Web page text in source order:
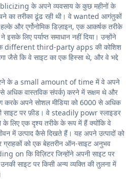
के अपने व्यवसाय के कुछ महीनों के
का तरीका ढूंढ रही थी। वे wanted आगंतुकों
और एर्गोनोमिक डिज़ाइन, एक आकर्षक तरीके
लिए पर्याप्त समाधान नहीं दिया। उन्होंने
different third-party apps की कोशिश
जैसे कि वे साइट का एक हिस्सा थे, और वे भद्दे
के a small amount of time में वे अपने
अधिक वास्तविक संपर्क) करने में सक्षम थे और
अपने सोशल मीडिया को 6000 से अधिक
साइट पर फ़ीड। वे steadily powr स्लाइडर
के लिए एक दृश्य तरीके के रूप में हैं क्योंकि वे
में उत्पाद कैसे दिखते हैं। यह अपने उत्पादों को
ग्राहकों को एक बेहतरीन ऑन-साइट अनुभव
on कि विज़िटर जिन्होंने अपनी साइट पर
साइट पर किसी अन्य व्यक्ति की तुलना में